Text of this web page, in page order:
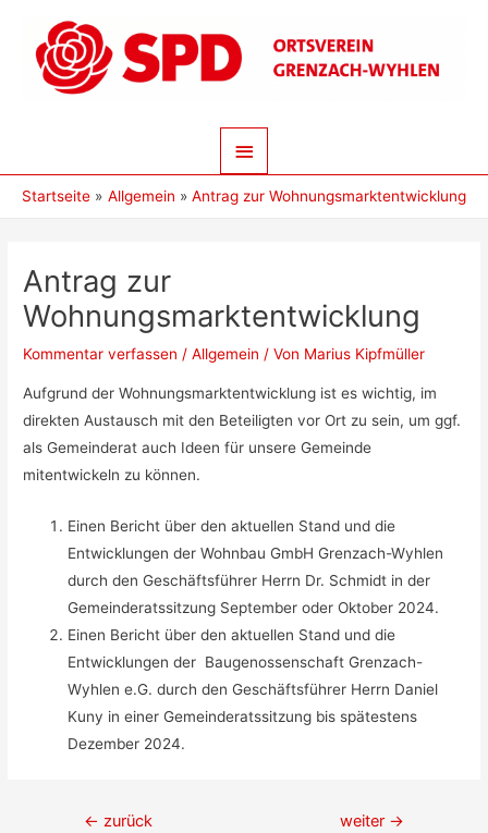
springen
Hauptmenü
Startseite Allgemein Antrag zur Wohnungsmarktentwicklung
Antrag zur
Wohnungsmarktentwicklung
Kommentar verfassen /Allgemein / Von Marius Kipfmüller
Aufgrund der Wohnungsmarktentwicklung ist es wichtig, im
direkten Austausch mit den Beteiligten vor Ort zu sein, um ggf.
als Gemeinderat auch Ideen für unsere Gemeinde
mitentwickeln zu können.
Einen Bericht über den aktuellen Stand und die
Entwicklungen der Wohnbau GmbH Grenzach-Wyhlen
durch den Geschäftsführer Herrn Dr. Schmidt in der
Gemeinderatssitzung September oder Oktober 2024.
Einen Bericht über den aktuellen Stand und die
Entwicklungen der Baugenossenschaft Grenzach-
Wyhlen e.G. durch den Geschäftsführer Herrn Daniel
Kuny in einer Gemeinderatssitzung bis spätestens
Dezember 2024.
Beitragsnavigation
← zurück weiter →